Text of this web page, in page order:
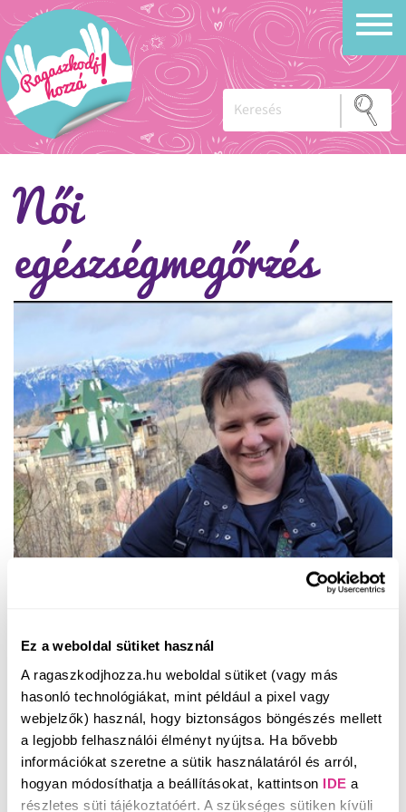
Ez a weboldal sütiket használ
A ragaszkodjhozza.hu weboldal sütiket (vagy más
hasonló technológiákat, mint például a pixel vagy
webjelzők) használ, hogy biztonságos böngészés mellett
a legjobb felhasználói élményt nyújtsa. Ha bővebb
információkat szeretne a sütik használatáról és arról,
hogyan módosíthatja a beállításokat, kattintson IDE a
részletes süti tájékoztatóért. A szükséges sütiken kívüli
Női
egészségmegőrzés
„Élni és nem félni!”